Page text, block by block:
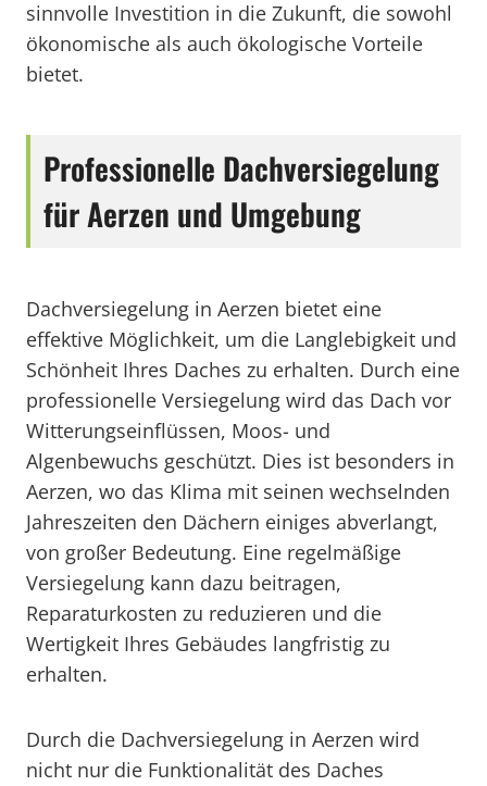
sinnvolle Investition in die Zukunft, die sowohl
ökonomische als auch ökologische Vorteile
bietet.
Professionelle Dachversiegelung
für Aerzen und Umgebung
Dachversiegelung in Aerzen bietet eine
effektive Möglichkeit, um die Langlebigkeit und
Schönheit Ihres Daches zu erhalten. Durch eine
professionelle Versiegelung wird das Dach vor
Witterungseinflüssen, Moos- und
Algenbewuchs geschützt. Dies ist besonders in
Aerzen, wo das Klima mit seinen wechselnden
Jahreszeiten den Dächern einiges abverlangt,
von großer Bedeutung. Eine regelmäßige
Versiegelung kann dazu beitragen,
Reparaturkosten zu reduzieren und die
Wertigkeit Ihres Gebäudes langfristig zu
erhalten.
Durch die Dachversiegelung in Aerzen wird
nicht nur die Funktionalität des Daches